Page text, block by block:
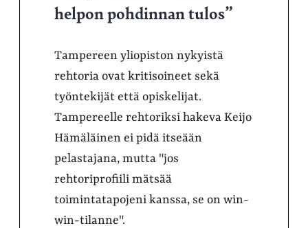
helpon pohdinnan tulos”
Tampereen yliopiston nykyistä
rehtoria ovat kritisoineet sekä
työntekijät että opiskelijat.
Tampereelle rehtoriksi hakeva Keijo
Hämäläinen ei pidä itseään
pelastajana, mutta "jos
rehtoriprofiili mätsää
toimintatapojeni kanssa, se on win-
win-tilanne".